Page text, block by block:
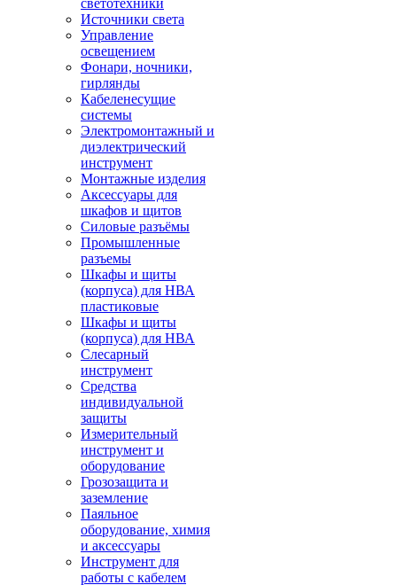
светотехники
Источники света
Управление
освещением
Фонари, ночники,
гирлянды
Кабеленесущие
системы
Электромонтажный и
диэлектрический
инструмент
Монтажные изделия
Аксессуары для
шкафов и щитов
Силовые разъёмы
Промышленные
разъемы
Шкафы и щиты
(корпуса) для НВА
пластиковые
Шкафы и щиты
(корпуса) для НВА
Слесарный
инструмент
Средства
индивидуальной
защиты
Измерительный
инструмент и
оборудование
Грозозащита и
заземление
Паяльное
оборудование, химия
и аксессуары
Инструмент для
работы с кабелем